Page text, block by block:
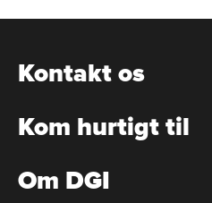
Kontakt os
Kom hurtigt til
Om DGI